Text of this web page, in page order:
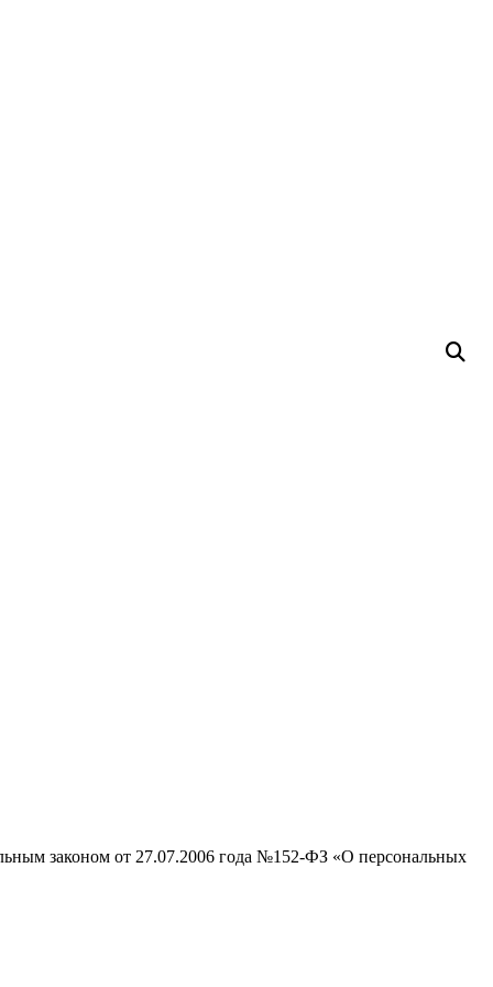
законом от 27.07.2006 года №152-ФЗ «О персональных